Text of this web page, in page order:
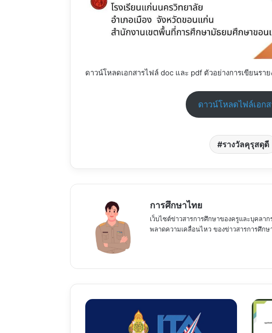
ดาวน์โหลดเอกสารไฟล์ doc และ pdf ตัวอย่างการเขียนราย
ดาวน์โหลดไฟล์เอก
รางวัลคุรุสดุดี
การศึกษาไทย
เว็บไซต์ข่าวสารการศึกษาของครูและบุคลา
พลาดความเคลื่อนไหว ของข่าวสารการศึ
ปฏิทิน
รวม
ลิงก์
อบรม